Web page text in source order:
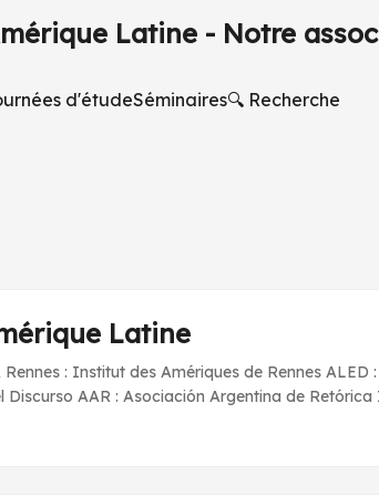
Latine - Notre
d'étudeSéminaires🔍 Recherche
Latine
: Institut des Amériques de Rennes ALED
Discurso AAR : Asociación Argentina de
Latine - Centre de recherche et de documentation